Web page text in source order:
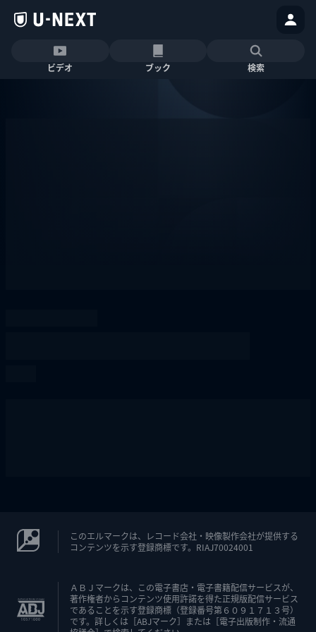
ビデオ ブック 検索
このエルマークは、レコード会社・映像製作会社が提供する
コンテンツを示す登録商標です。RIAJ70024001
ＡＢＪマークは、この電子書店・電子書籍配信サービスが、
著作権者からコンテンツ使用許諾を得た正規版配信サービス
であることを示す登録商標（登録番号第６０９１７１３号）
です。詳しくは［ABJマーク］または［電子出版制作・流通